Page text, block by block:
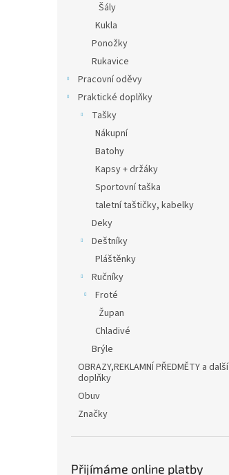
Šály
Kukla
Ponožky
Rukavice
Pracovní oděvy
Praktické doplňky
Tašky
Nákupní
Batohy
Kapsy + držáky
Sportovní taška
taletní taštičky, kabelky
Deky
Deštníky
Pláštěnky
Ručníky
Froté
Župan
Chladivé
Brýle
OBRAZY,REKLAMNÍ PŘEDMĚTY a další
doplňky
Obuv
Značky
Přijímáme online platby